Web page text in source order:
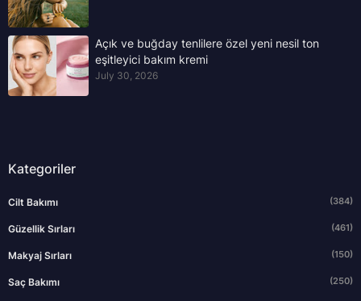
Açık ve buğday tenlilere özel yeni nesil ton
eşitleyici bakım kremi
July 30, 2026
Kategoriler
Cilt Bakımı (384)
Güzellik Sırları (461)
Makyaj Sırları (150)
Saç Bakımı (250)